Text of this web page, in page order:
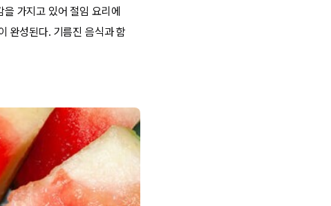
가지고 있어 절임 요리에
완성된다. 기름진 음식과 함